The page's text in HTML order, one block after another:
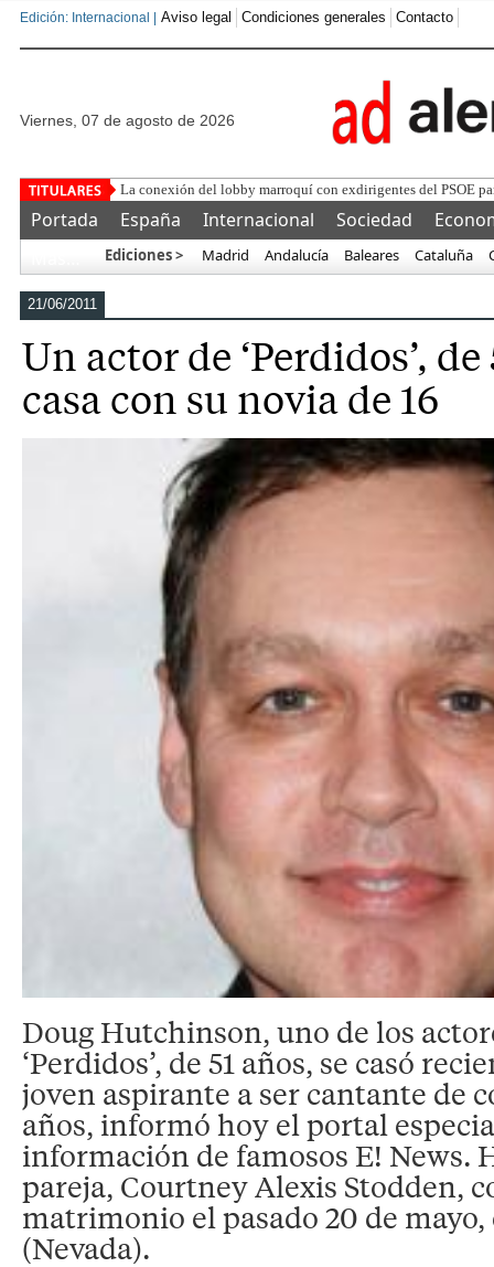
Edición: Internacional | Aviso legal Condiciones generales Contacto
viernes, 07 de agosto de 2026
B
Portada España Internacional Sociedad
Ediciones > Madrid Andalucía Baleares Cataluña
21/06/2011
Un actor de ‘Perdidos’, de
casa con su novia de 16
Doug Hutchinson, uno de los
‘Perdidos’, de 51 años, se casó
joven aspirante a ser cantante de
años, informó hoy el portal
información de famosos E! News.
pareja, Courtney Alexis Stodden,
matrimonio el pasado 20 de mayo,
(Nevada).